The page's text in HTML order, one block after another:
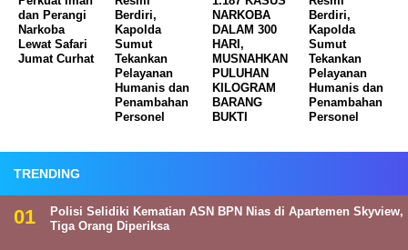
dan Perangi
Narkoba
Lewat Safari
Jumat Curhat
Berdiri,
Kapolda
Sumut
Tekankan
Pelayanan
Humanis dan
Penambahan
Personel
NARKOBA
DALAM 300
HARI,
MUSNAHKAN
PULUHAN
KILOGRAM
BARANG
BUKTI
Berdiri,
Kapolda
Sumut
Tekankan
Pelayanan
Humanis dan
Penambahan
Personel
TRENDING
Polisi Selidiki Kematian ASN BPN Nias di Apartemen Skyview,
Tiga Orang Diperiksa